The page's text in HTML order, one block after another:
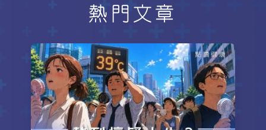
熱門文章